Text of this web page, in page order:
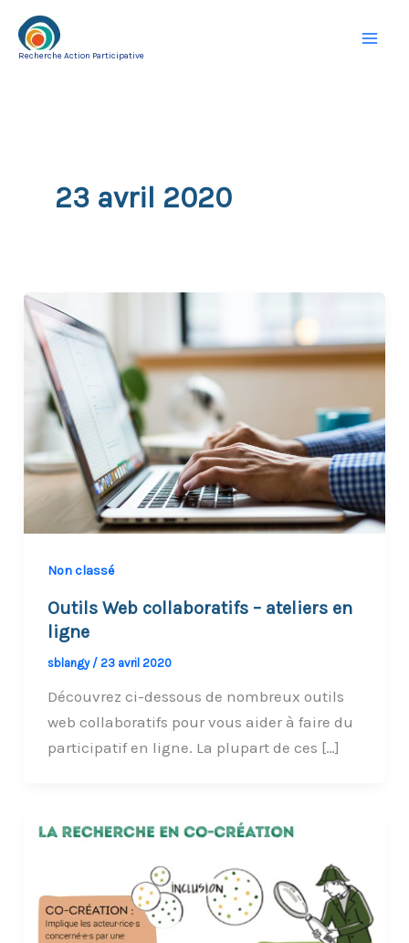
contenu
Recherche Action Participative
23 avril 2020
Non classé
Outils Web collaboratifs – ateliers en
ligne
sblangy / 23 avril 2020
Découvrez ci-dessous de nombreux outils
web collaboratifs pour vous aider à faire du
participatif en ligne. La plupart de ces […]